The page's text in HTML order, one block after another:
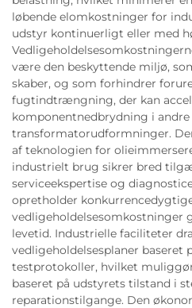
løbende elomkostninger for
udstyr kontinuerligt eller med
være den beskyttende miljø,
skaber, og som forhindrer
fugtindtrængning, der kan
komponentnedbrydning i andre
transformatorudformninger.
af teknologien for
industrielt brug sikrer bred
serviceekspertise og
opretholder
vedligeholdelsesomkostninger
levetid. Industrielle faciliteter
vedligeholdelsesplaner baseret
testprotokoller, hvilket
baseret på udstyrets tilstand i
reparationstilgange. Den